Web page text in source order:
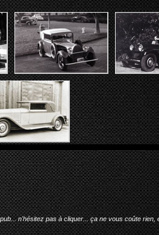
n'hésitez pas à cliquer... ça ne vous coûte rien,